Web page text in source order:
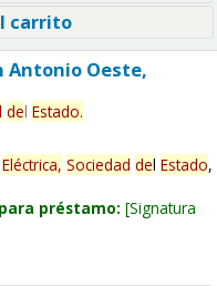
carrito
Antonio Oeste,
del Estado.
Eléctrica, Sociedad del Estado,
préstamo: Signatura